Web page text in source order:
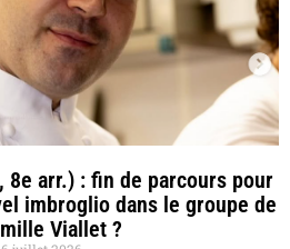
8e arr.) : fin de parcours pour
imbroglio dans le groupe de
Viallet ?